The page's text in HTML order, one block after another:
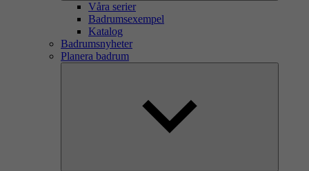
Våra serier
Badrumsexempel
Katalog
Badrumsnyheter
Planera badrum